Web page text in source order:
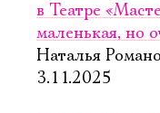
в Театре
маленькая, но
Наталья
3.11.2025